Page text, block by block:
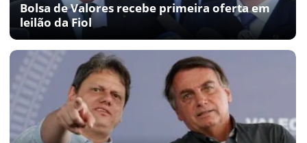
Bolsa de Valores recebe primeira oferta em
leilão da Fiol